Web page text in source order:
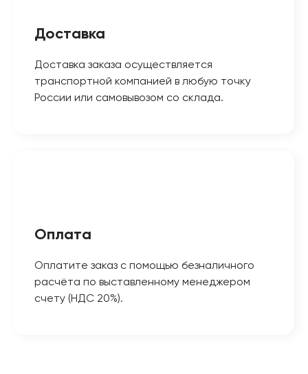
Доставка
Доставка заказа осуществляется
транспортной компанией в любую точку
России или самовывозом со склада.
Оплата
Оплатите заказ с помощью безналичного
расчёта по выставленному менеджером
счету (НДС 20%).